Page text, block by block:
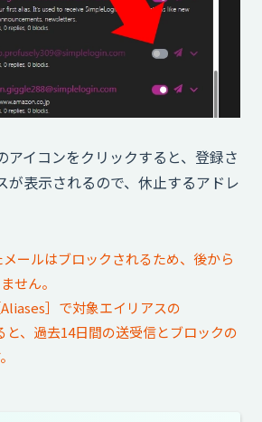
アイコンをクリックすると、登録さ
が表示されるので、休止するアドレ
ールはブロックされるため、後から
せん。
］で対象エイリアスの
と、過去14日間の送受信とブロックの